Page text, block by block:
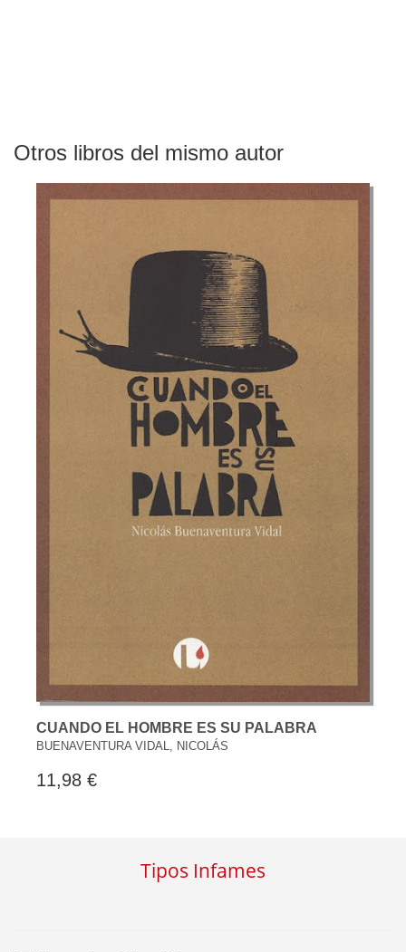
Otros libros del mismo autor
CUANDO EL HOMBRE ES SU PALABRA
BUENAVENTURA VIDAL, NICOLÁS
11,98 €
Tipos Infames